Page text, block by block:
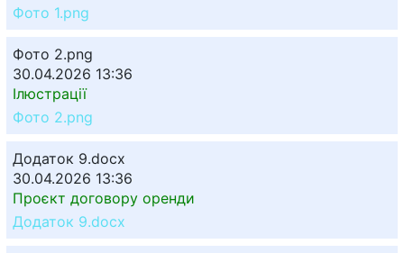
Фото 1.png
Фото 2.png
30.04.2026 13:36
Ілюстрації
Фото 2.png
Додаток 9.docx
30.04.2026 13:36
Проєкт договору оренди
Додаток 9.docx